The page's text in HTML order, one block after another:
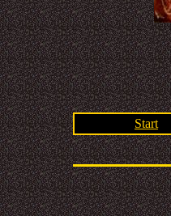
Start